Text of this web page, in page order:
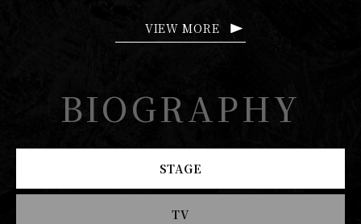
VIEW MORE
BIOGRAPHY
STAGE
TV